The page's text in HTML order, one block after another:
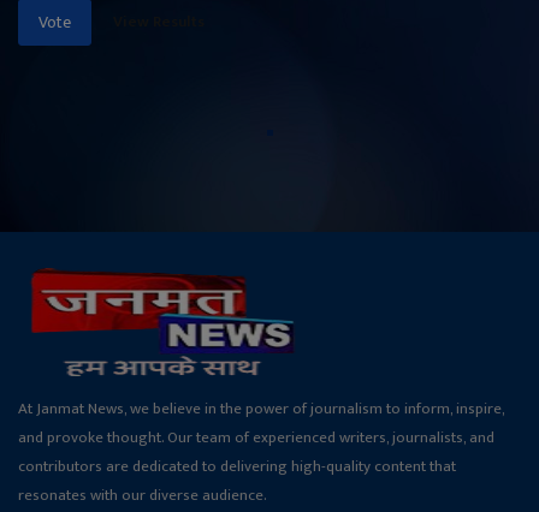
Vote
At Janmat News, we believe in the power of journalism to inform, inspire,
and provoke thought. Our team of experienced writers, journalists, and
contributors are dedicated to delivering high-quality content that
resonates with our diverse audience.